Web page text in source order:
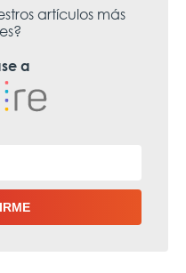
artículos más
a